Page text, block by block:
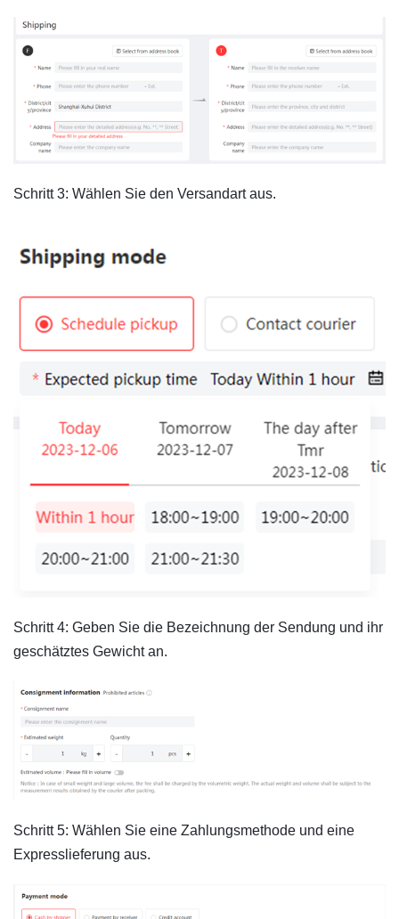
Schritt 3: Wählen Sie den Versandart aus.
Schritt 4: Geben Sie die Bezeichnung der Sendung und ihr
geschätztes Gewicht an.
Schritt 5: Wählen Sie eine Zahlungsmethode und eine
Expresslieferung aus.